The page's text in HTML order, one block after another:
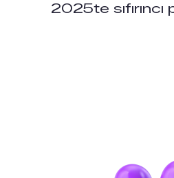
2025te